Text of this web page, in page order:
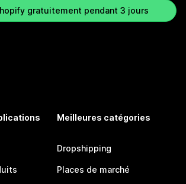
gratuitement pendant 3 jours
Meilleures catégories
Dropshipping
Places de marché